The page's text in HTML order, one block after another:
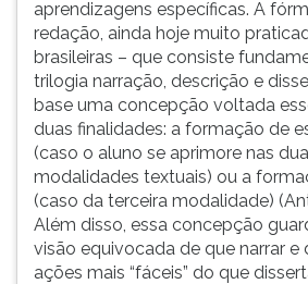
aprendizagens específicas. A
redação, ainda hoje muito
brasileiras – que consiste
trilogia narração, descrição e
base uma concepção voltada
duas finalidades: a formação de
(caso o aluno se aprimore nas
modalidades textuais) ou a
(caso da terceira modalidade)
Além disso, essa concepção
visão equivocada de que narrar e
ações mais “fáceis” do que